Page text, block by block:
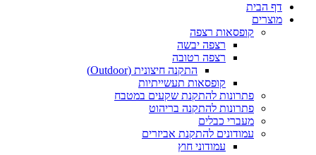
דף הבית
מוצרים
קופסאות רצפה
רצפה יבשה
רצפה רטובה
התקנה חיצונית (Outdoor)
קופסאות תעשייתיות
פתרונות להתקנת שקעים במטבח
פתרונות להתקנה בריהוט
מעברי כבלים
עמודונים להתקנת אביזרים
עמודוני חוץ